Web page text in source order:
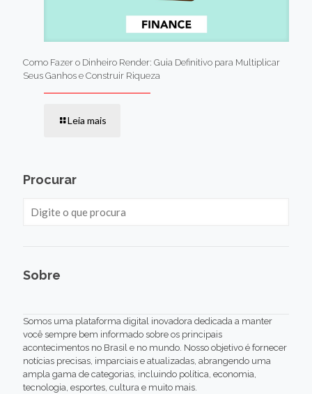
Como Fazer o Dinheiro Render: Guia Definitivo para Multiplicar
Seus Ganhos e Construir Riqueza
Leia mais
Procurar
Sobre
Somos uma plataforma digital inovadora dedicada a manter
você sempre bem informado sobre os principais
acontecimentos no Brasil e no mundo. Nosso objetivo é fornecer
notícias precisas, imparciais e atualizadas, abrangendo uma
ampla gama de categorias, incluindo política, economia,
tecnologia, esportes, cultura e muito mais.